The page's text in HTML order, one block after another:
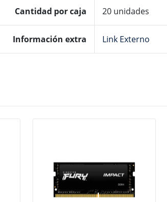
Cantidad por caja 20 unidades
Información extra Link Externo